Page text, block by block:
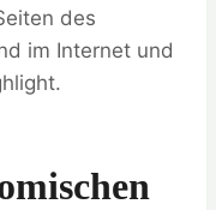
des
im Internet und